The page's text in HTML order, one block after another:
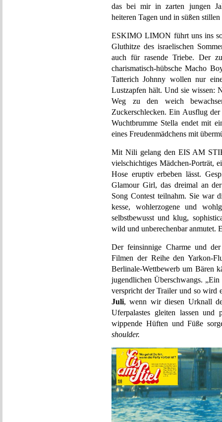
das bei mir in zarten jungen
heiteren Tagen und in süßen
ESKIMO LIMON führt uns ins
Gluthitze des israelischen
auch für rasende Triebe. Der
charismatisch-hübsche Macho
Tatterich Johnny wollen nur
Lustzapfen hält. Und sie wissen:
Weg zu den weich
Zuckerschlecken. Ein Ausflug
Wuchtbrumme Stella endet mit
eines Freudenmädchens mit
Mit Nili gelang den EIS AM
vielschichtiges Mädchen-Porträt,
Hose eruptiv erbeben lässt.
Glamour Girl, das dreimal an
Song Contest teilnahm. Sie war
kesse, wohlerzogene und
selbstbewusst und klug,
wild und unberechenbar anmutet.
Der feinsinnige Charme und
Filmen der Reihe den Yarkon-
Berlinale-Wettbewerb um Bären
jugendlichen Überschwangs.
verspricht der Trailer und so wird
Juli, wenn wir diesen Urknall
Uferpalastes gleiten lassen
wippende Hüften und Füße
shoulder.